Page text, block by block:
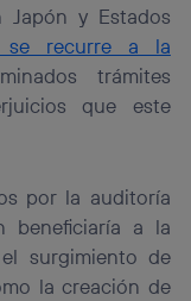
Japón y Estados
se recurre a la
trámites
que este
por la auditoría
beneficiaría a la
surgimiento de
la creación de
seleccionando
página web o
consulta